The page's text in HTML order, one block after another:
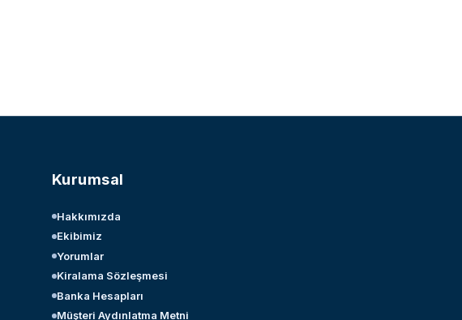
Kurumsal
Hakkımızda
Ekibimiz
Yorumlar
Kiralama Sözleşmesi
Banka Hesapları
Müşteri Aydınlatma Metni